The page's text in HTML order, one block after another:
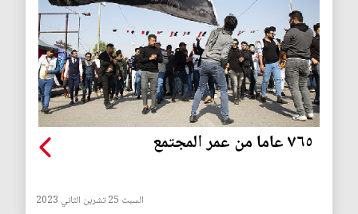
٧٦٥ عاما من عمر المجتمع
السبت 25 تشرين الثاني 2023